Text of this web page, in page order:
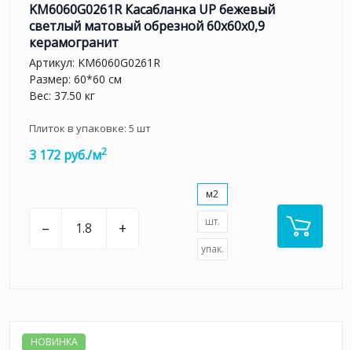
KM6060G0261R Касабланка UP бежевый
светлый матовый обрезной 60x60x0,9
керамогранит
Артикул: KM6060G0261R
Размер: 60*60 см
Вес: 37.50 кг
Плиток в упаковке: 5 шт
3 172 руб./м2
– +
м2
шт.
упак.
НОВИНКА